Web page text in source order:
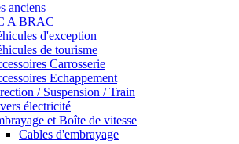
anciens
A BRAC
d'exception
de tourisme
Carrosserie
Echappement
/ Suspension / Train
électricité
et Boîte de vitesse
Cables d'embrayage